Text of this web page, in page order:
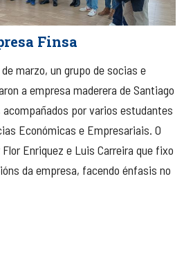
Finsa
marzo, un grupo de socias e
a empresa maderera de Santiago
por varios estudantes
Económicas e Empresariais. O
Enriquez e Luis Carreira que fixo
da empresa, facendo énfasis no